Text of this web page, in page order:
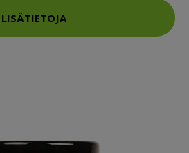
LISÄTIETOJA